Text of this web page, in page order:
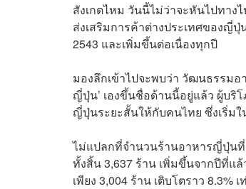
สังเกตไหม วันนี้ไม่ว่าจะหันไปทา
ส่งเสริมการค้าต่างประเทศของญี่
2543 และเพิ่มขึ้นต่อเนื่องทุกปี
มองลึกเข้าไปจะพบว่า วัฒนธรรม
ญี่ปุ่น’ เองขึ้นชื่อด้านนี้อยู่แล้ว ผู้บริ
ญี่ปุ่นระยะสั้นให้กับคนไทย ซึ่งเริ่ม
ไม่แปลกที่จำนวนร้านอาหารญี่ปุ่น
ทั้งสิ้น 3,637 ร้าน เพิ่มขึ้นจากปีที่แ
เพียง 3,004 ร้าน เติบโตราว 8.3%